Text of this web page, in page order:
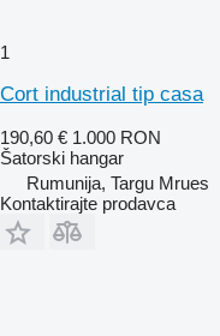
1
Cort industrial tip casa
190,60 € 1.000 RON
Šatorski hangar
Rumunija, Targu Mrues
Kontaktirajte prodavca